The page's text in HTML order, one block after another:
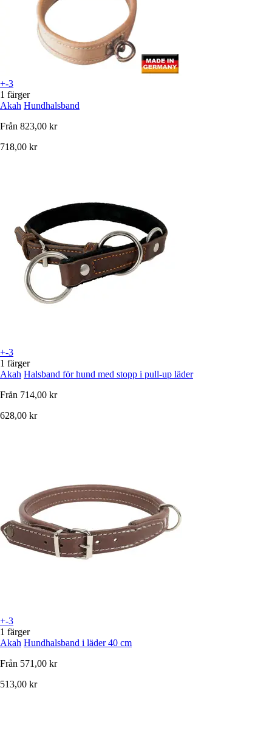
+-3
1 färger
Akah Hundhalsband
Från 823,00 kr
718,00 kr
+-3
1 färger
Akah Halsband för hund med stopp i pull-up läder
Från 714,00 kr
628,00 kr
+-3
1 färger
Akah Hundhalsband i läder 40 cm
Från 571,00 kr
513,00 kr